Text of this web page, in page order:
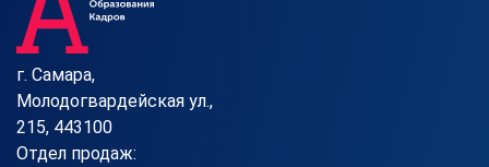
г. Самара,
Молодогвардейская ул.,
215, 443100
Отдел продаж: